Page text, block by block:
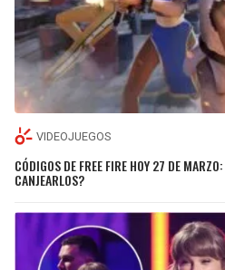
VIDEOJUEGOS
CÓDIGOS DE FREE FIRE HOY 27 DE
CANJEARLOS?